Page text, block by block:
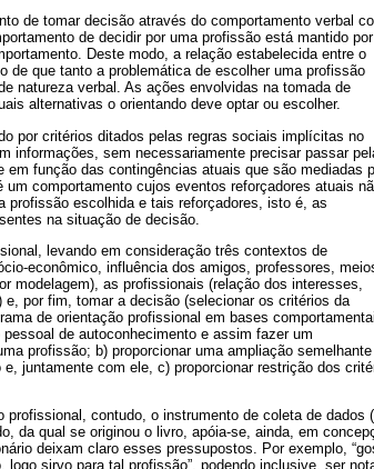
de tomar decisão através do comportamento verbal
de decidir por uma profissão está mantido por
Deste modo, a relação estabelecida entre o
de que tanto a problemática de escolher uma profissão
natureza verbal. As ações envolvidas na tomada de
alternativas o orientando deve optar ou escolher.
por critérios ditados pelas regras sociais implícitas no
informações, sem necessariamente precisar passar
função das contingências atuais que são mediadas
comportamento cujos eventos reforçadores atuais
profissão escolhida e tais reforçadores, isto é, as
na situação de decisão.
levando em consideração três contextos de
econômico, influência dos amigos, professores,
modelagem), as profissionais (relação dos interesses,
por fim, tomar a decisão (selecionar os critérios da
de orientação profissional em bases
de autoconhecimento e assim fazer um
profissão; b) proporcionar uma ampliação
juntamente com ele, c) proporcionar restrição dos
contudo, o instrumento de coleta de dados
da qual se originou o livro, apóia-se, ainda, em
deixam claro esses pressupostos. Por exemplo,
sirvo para tal profissão”, podendo inclusive, ser